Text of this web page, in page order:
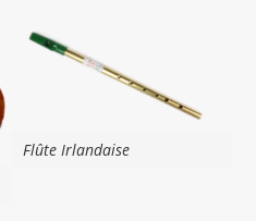
Flûte Irlandaise